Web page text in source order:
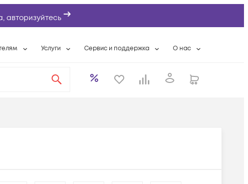
авторизуйтесь
Услуги
Расширенная гарантия
Сервис и поддержка
Разовые выездные работы
О нас
Контактная